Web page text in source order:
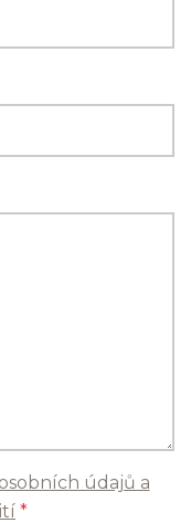
osobních údajů a
*